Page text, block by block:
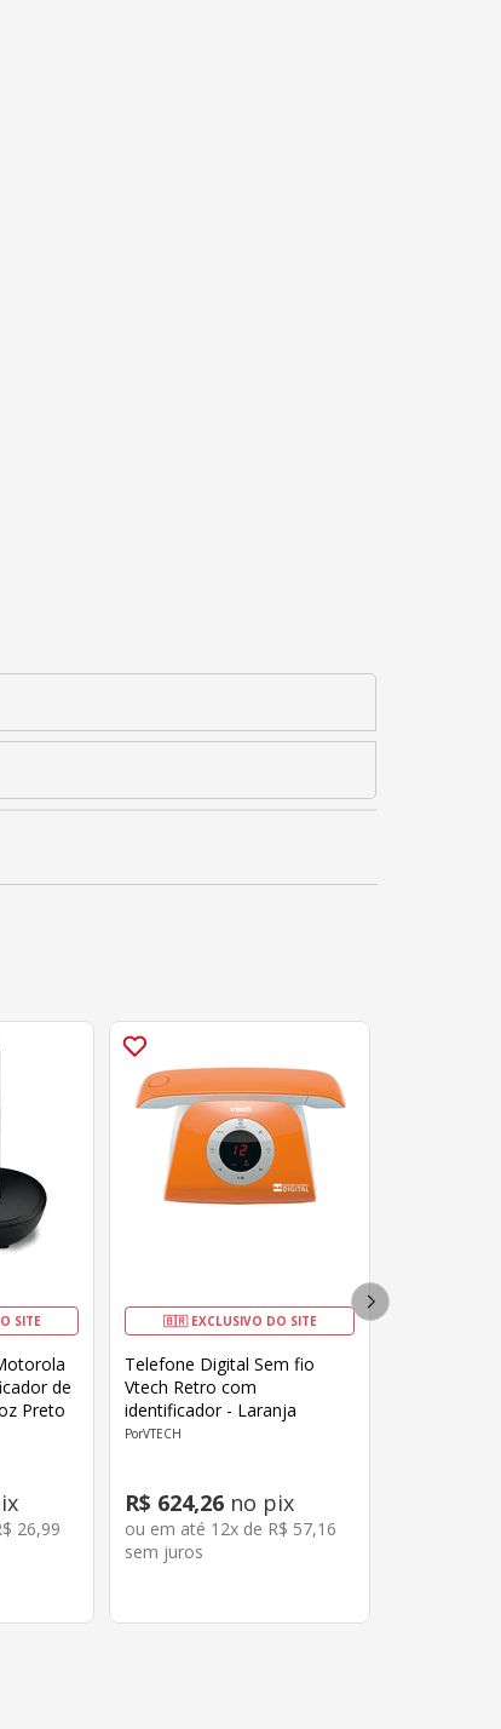
SITE
de
Preto
26,99
🇧🇷 EXCLUSIVO DO SITE
Telefone Digital Sem fio
Vtech Retro com
identificador - Laranja
VTECH
R$ 624,26 no pix
ou em até 12x de R$ 57,16
sem juros